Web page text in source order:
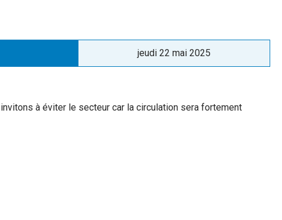
Publié
le
jeudi 22 mai 2025
à éviter le secteur car la circulation sera fortement